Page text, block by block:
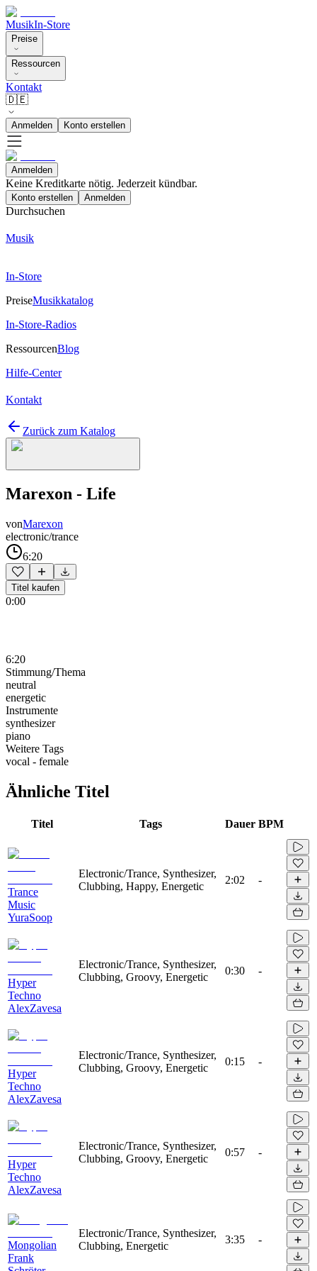
MusikIn-Store
Preise
Ressourcen
Kontakt
🇩🇪
Anmelden Konto erstellen
Anmelden
Keine Kreditkarte nötig. Jederzeit kündbar.
Konto erstellen Anmelden
Durchsuchen
Musik
In-Store
PreiseMusikkatalog
In-Store-Radios
RessourcenBlog
Hilfe-Center
Kontakt
Zurück zum Katalog
Marexon - Life
vonMarexon
electronic/trance
6:20
Titel kaufen
0:00
6:20
Stimmung/Thema
neutral
energetic
Instrumente
synthesizer
piano
Weitere Tags
vocal - female
Ähnliche Titel
Titel Tags Dauer BPM
Trance
Music
YuraSoop
Electronic/Trance, Synthesizer,
Clubbing, Happy, Energetic
2:02 -
Hyper
Techno
AlexZavesa
Electronic/Trance, Synthesizer,
Clubbing, Groovy, Energetic
0:30 -
Hyper
Techno
AlexZavesa
Electronic/Trance, Synthesizer,
Clubbing, Groovy, Energetic
0:15 -
Hyper
Techno
AlexZavesa
Electronic/Trance, Synthesizer,
Clubbing, Groovy, Energetic
0:57 -
Mongolian
Frank
Electronic/Trance, Synthesizer,
Clubbing, Energetic
3:35 -